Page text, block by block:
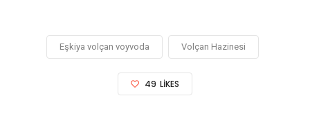
Eşkiya volçan voyvoda Volçan Hazinesi
49 LIKES